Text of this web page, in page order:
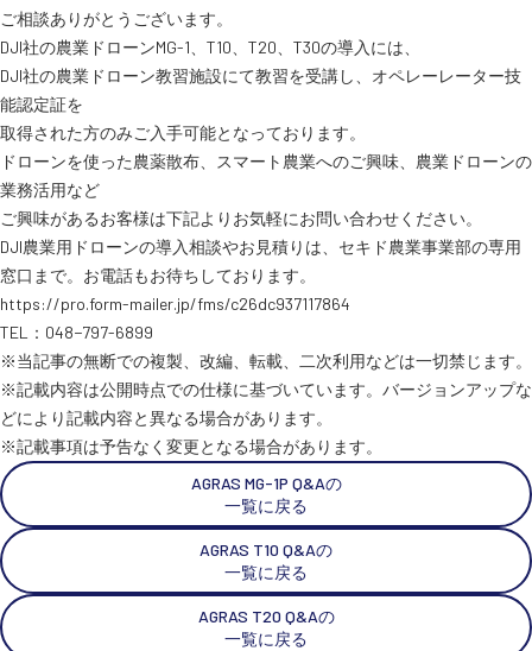
SEKIDO 会社概要
ご相談ありがとうございます。
DJI社の農業ドローンMG-1、T10、T20、T30の導入には、
DJI社の農業ドローン教習施設にて教習を受講し、オペレーレーター技
能認定証を
取得された方のみご入手可能となっております。
ドローンを使った農薬散布、スマート農業へのご興味、農業ドローンの
業務活用など
ご興味があるお客様は下記よりお気軽にお問い合わせください。
DJI農業用ドローンの導入相談やお見積りは、セキド農業事業部の専用
窓口まで。お電話もお待ちしております。
https://pro.form-mailer.jp/fms/c26dc937117864
TEL：048−797-6899
※当記事の無断での複製、改編、転載、二次利用などは一切禁じます。
※記載内容は公開時点での仕様に基づいています。バージョンアップな
どにより記載内容と異なる場合があります。
※記載事項は予告なく変更となる場合があります。
AGRAS MG-1P Q&Aの
一覧に戻る
AGRAS T10 Q&Aの
一覧に戻る
AGRAS T20 Q&Aの
一覧に戻る